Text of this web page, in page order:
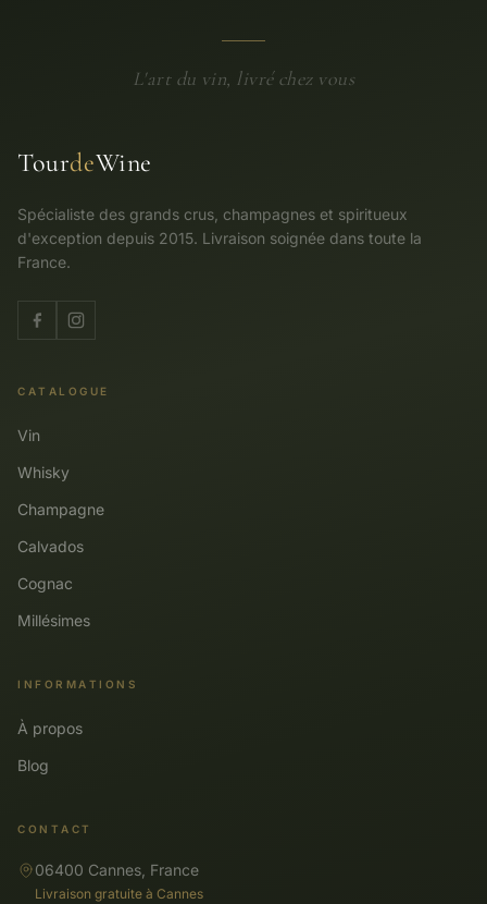
L'art du vin, livré chez vous
TourdeWine
Spécialiste des grands crus, champagnes et spiritueux
d'exception depuis 2015. Livraison soignée dans toute la
France.
CATALOGUE
Vin
Whisky
Champagne
Calvados
Cognac
Millésimes
INFORMATIONS
À propos
Blog
CONTACT
06400 Cannes, France
Livraison gratuite à Cannes